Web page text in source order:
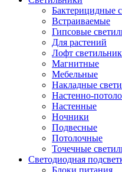
Бактерицидные
Встраиваемые
Гипсовые
Для растений
Лофт
Магнитные
Мебельные
Накладные
Настенно-
Настенные
Ночники
Подвесные
Потолочные
Точечные
Светодиодная
Блоки питания